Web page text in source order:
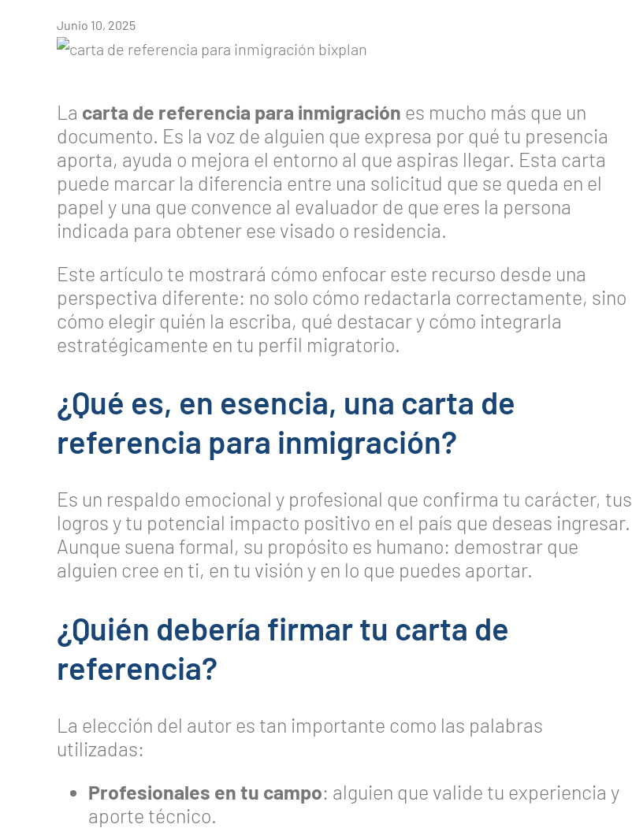
Junio 10, 2025
La carta de referencia para inmigración es mucho más que un
documento. Es la voz de alguien que expresa por qué tu presencia
aporta, ayuda o mejora el entorno al que aspiras llegar. Esta carta
puede marcar la diferencia entre una solicitud que se queda en el
papel y una que convence al evaluador de que eres la persona
indicada para obtener ese visado o residencia.
Este artículo te mostrará cómo enfocar este recurso desde una
perspectiva diferente: no solo cómo redactarla correctamente, sino
cómo elegir quién la escriba, qué destacar y cómo integrarla
estratégicamente en tu perfil migratorio.
¿Qué es, en esencia, una carta de
referencia para inmigración?
Es un respaldo emocional y profesional que confirma tu carácter, tus
logros y tu potencial impacto positivo en el país que deseas ingresar.
Aunque suena formal, su propósito es humano: demostrar que
alguien cree en ti, en tu visión y en lo que puedes aportar.
¿Quién debería firmar tu carta de
referencia?
La elección del autor es tan importante como las palabras
utilizadas:
Profesionales en tu campo: alguien que valide tu experiencia y
aporte técnico.